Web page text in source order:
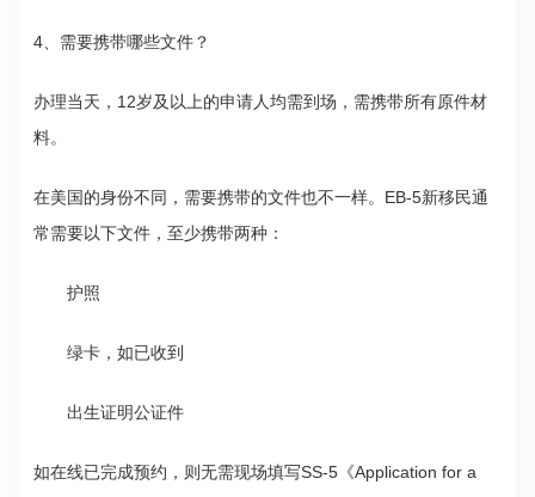
4、需要携带哪些文件？
办理当天，12岁及以上的申请人均需到场，需携带所有原件材
料。
在美国的身份不同，需要携带的文件也不一样。 EB-5新移民通
常需要以下文件，至少携带两种：
护照
绿卡，如已收到
出生证明公证件
如在线已完成预约，则无需现场填写SS-5《Application for a